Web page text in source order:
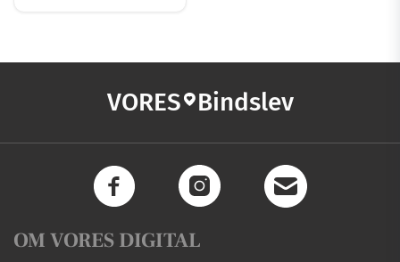
VORES Bindslev
OM VORES DIGITAL